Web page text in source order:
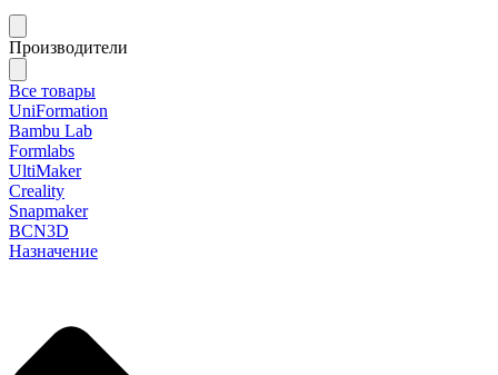
Производители
Все товары
UniFormation
Bambu Lab
Formlabs
UltiMaker
Creality
Snapmaker
BCN3D
Назначение